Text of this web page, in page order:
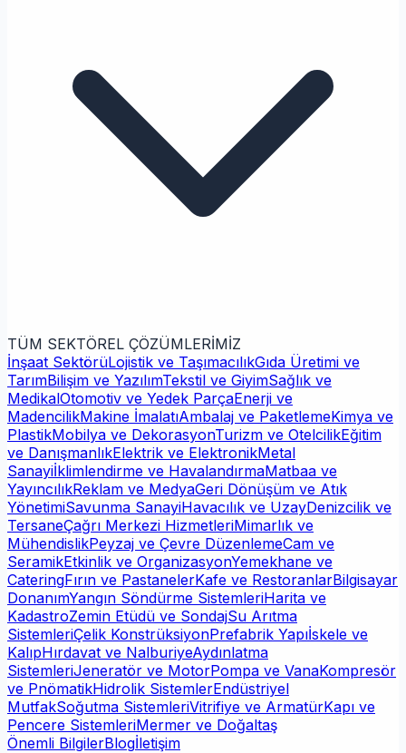
TÜM SEKTÖREL ÇÖZÜMLERİMİZ
İnşaat SektörüLojistik ve TaşımacılıkGıda Üretimi ve
TarımBilişim ve YazılımTekstil ve GiyimSağlık ve
MedikalOtomotiv ve Yedek ParçaEnerji ve
MadencilikMakine İmalatıAmbalaj ve PaketlemeKimya ve
PlastikMobilya ve DekorasyonTurizm ve OtelcilikEğitim
ve DanışmanlıkElektrik ve ElektronikMetal
Sanayiİklimlendirme ve HavalandırmaMatbaa ve
YayıncılıkReklam ve MedyaGeri Dönüşüm ve Atık
YönetimiSavunma SanayiHavacılık ve UzayDenizcilik ve
TersaneÇağrı Merkezi HizmetleriMimarlık ve
MühendislikPeyzaj ve Çevre DüzenlemeCam ve
SeramikEtkinlik ve OrganizasyonYemekhane ve
CateringFırın ve PastanelerKafe ve RestoranlarBilgisayar
DonanımYangın Söndürme SistemleriHarita ve
KadastroZemin Etüdü ve SondajSu Arıtma
SistemleriÇelik KonstrüksiyonPrefabrik Yapıİskele ve
KalıpHırdavat ve NalburiyeAydınlatma
SistemleriJeneratör ve MotorPompa ve VanaKompresör
ve PnömatikHidrolik SistemlerEndüstriyel
MutfakSoğutma SistemleriVitrifiye ve ArmatürKapı ve
Pencere SistemleriMermer ve Doğaltaş
Önemli BilgilerBlogİletişim